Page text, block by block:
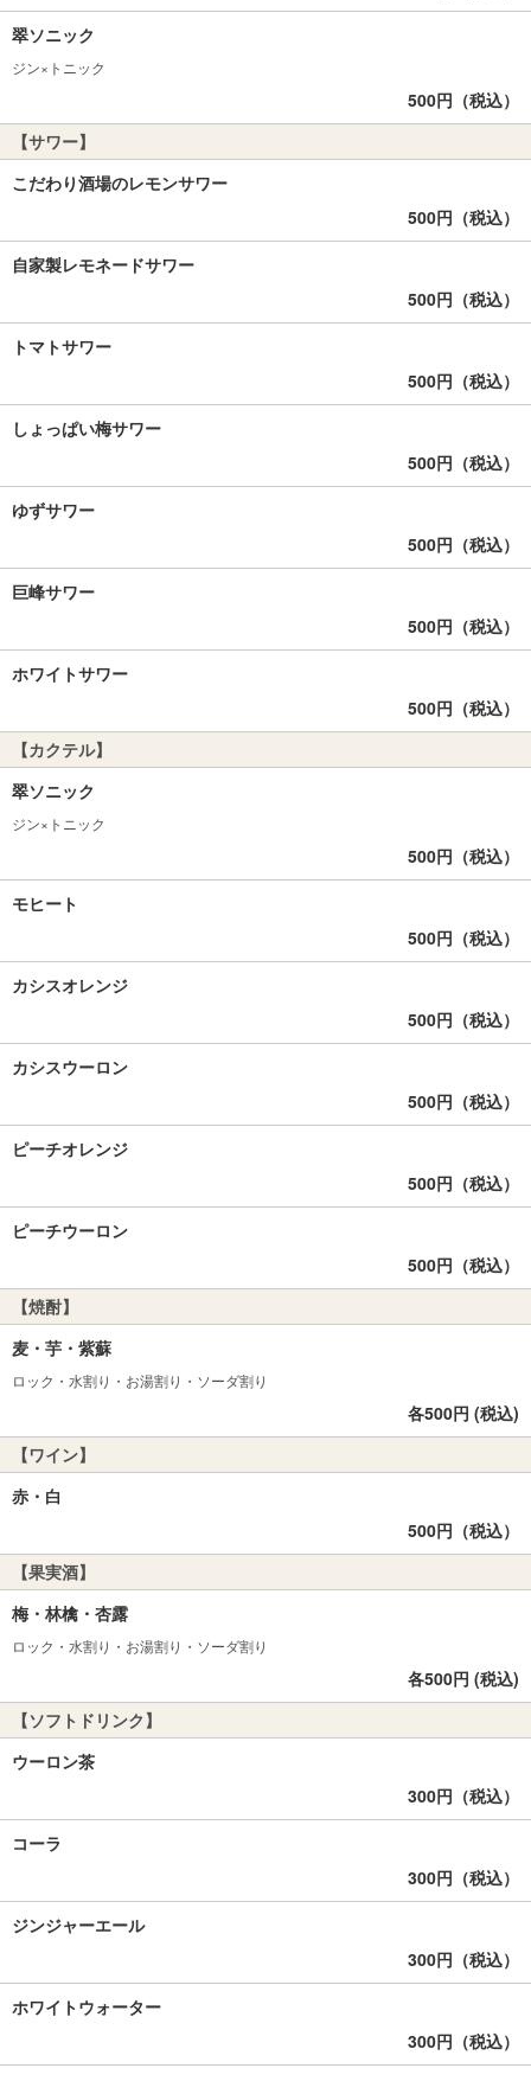
翠ソニック
ジン×トニック
500円（税込）
【サワー】
こだわり酒場のレモンサワー
500円（税込）
自家製レモネードサワー
500円（税込）
トマトサワー
500円（税込）
しょっぱい梅サワー
500円（税込）
ゆずサワー
500円（税込）
巨峰サワー
500円（税込）
ホワイトサワー
500円（税込）
【カクテル】
翠ソニック
ジン×トニック
500円（税込）
モヒート
500円（税込）
カシスオレンジ
500円（税込）
カシスウーロン
500円（税込）
ピーチオレンジ
500円（税込）
ピーチウーロン
500円（税込）
【焼酎】
麦・芋・紫蘇
ロック・水割り・お湯割り・ソーダ割り
各500円 (税込)
【ワイン】
赤・白
500円（税込）
【果実酒】
梅・林檎・杏露
ロック・水割り・お湯割り・ソーダ割り
各500円 (税込)
【ソフトドリンク】
ウーロン茶
300円（税込）
コーラ
300円（税込）
ジンジャーエール
300円（税込）
ホワイトウォーター
300円（税込）